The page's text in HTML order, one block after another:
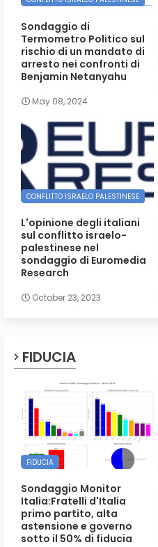
Sondaggio di
Termometro Politico sul
rischio di un mandato di
arresto nei confronti di
Benjamin Netanyahu
May 08, 2024
CONFLITTO ISRAELO PALESTINESE
L'opinione degli italiani
sul conflitto israelo-
palestinese nel
sondaggio di Euromedia
Research
October 23, 2023
FIDUCIA
FIDUCIA
Sondaggio Monitor
Italia:Fratelli d'Italia
primo partito, alta
astensione e governo
sotto il 50% di fiducia